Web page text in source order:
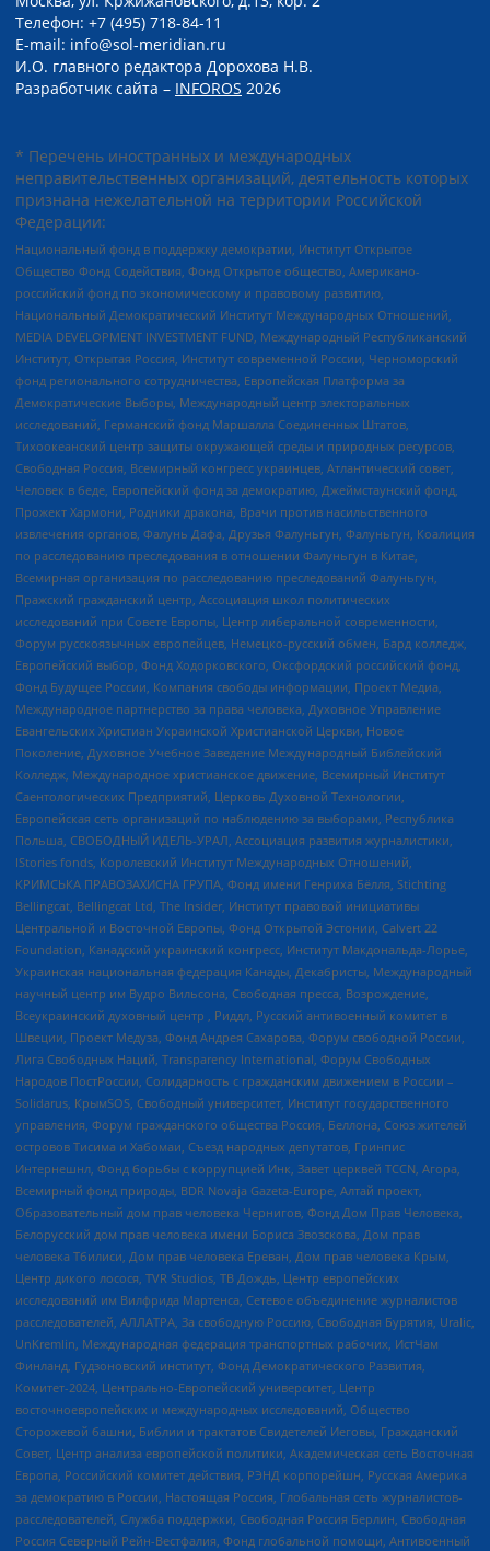
Телефон: +7 (495) 718-84-11
E-mail: info@sol-meridian.ru
И.О. главного редактора Дорохова Н.В.
Разработчик сайта – INFOROS 2026
* Перечень иностранных и международных
неправительственных организаций, деятельность которых
признана нежелательной на территории Российской
Федерации:
Национальный фонд в поддержку демократии, Институт Открытое
Общество Фонд Содействия, Фонд Открытое общество, Американо-
российский фонд по экономическому и правовому развитию,
Национальный Демократический Институт Международных Отношений,
MEDIA DEVELOPMENT INVESTMENT FUND, Международный Республиканский
Институт, Открытая Россия, Институт современной России, Черноморский
фонд регионального сотрудничества, Европейская Платформа за
Демократические Выборы, Международный центр электоральных
исследований, Германский фонд Маршалла Соединенных Штатов,
Тихоокеанский центр защиты окружающей среды и природных ресурсов,
Свободная Россия, Всемирный конгресс украинцев, Атлантический совет,
Человек в беде, Европейский фонд за демократию, Джеймстаунский фонд,
Прожект Хармони, Родники дракона, Врачи против насильственного
извлечения органов, Фалунь Дафа, Друзья Фалуньгун, Фалуньгун, Коалиция
по расследованию преследования в отношении Фалуньгун в Китае,
Всемирная организация по расследованию преследований Фалуньгун,
Пражский гражданский центр, Ассоциация школ политических
исследований при Совете Европы, Центр либеральной современности,
Форум русскоязычных европейцев, Немецко-русский обмен, Бард колледж,
Европейский выбор, Фонд Ходорковского, Оксфордский российский фонд,
Фонд Будущее России, Компания свободы информации, Проект Медиа,
Международное партнерство за права человека, Духовное Управление
Евангельских Христиан Украинской Христианской Церкви, Новое
Поколение, Духовное Учебное Заведение Международный Библейский
Колледж, Международное христианское движение, Всемирный Институт
Саентологических Предприятий, Церковь Духовной Технологии,
Европейская сеть организаций по наблюдению за выборами, Республика
Польша, СВОБОДНЫЙ ИДЕЛЬ-УРАЛ, Ассоциация развития журналистики,
IStories fonds, Королевский Институт Международных Отношений,
КРИМСЬКА ПРАВОЗАХИСНА ГРУПА, Фонд имени Генриха Бёлля, Stichting
Bellingcat, Bellingcat Ltd, The Insider, Институт правовой инициативы
Центральной и Восточной Европы, Фонд Открытой Эстонии, Calvert 22
Foundation, Канадский украинский конгресс, Институт Макдональда-Лорье,
Украинская национальная федерация Канады, Декабристы, Международный
научный центр им Вудро Вильсона, Свободная пресса, Возрождение,
Всеукраинский духовный центр , Риддл, Русский антивоенный комитет в
Швеции, Проект Медуза, Фонд Андрея Сахарова, Форум свободной России,
Лига Свободных Наций, Transparеncy International, Форум Свободных
Народов ПостРоссии, Солидарность с гражданским движением в России –
Solidarus, КрымSOS, Свободный университет, Институт государственного
управления, Форум гражданского общества Россия, Беллона, Союз жителей
островов Тисима и Хабомаи, Съезд народных депутатов, Гринпис
Интернешнл, Фонд борьбы с коррупцией Инк, Завет церквей TCCN, Агора,
Всемирный фонд природы, BDR Novaja Gazeta-Europe, Алтай проект,
Образовательный дом прав человека Чернигов, Фонд Дом Прав Человека,
Белорусский дом прав человека имени Бориса Звозскова, Дом прав
человека Тбилиси, Дом прав человека Ереван, Дом прав человека Крым,
Центр дикого лосося, TVR Studios, ТВ Дождь, Центр европейских
исследований им Вилфрида Мартенса, Сетевое объединение журналистов
расследователей, АЛЛАТРА, За свободную Россию, Свободная Бурятия, Uralic,
UnKremlin, Международная федерация транспортных рабочих, ИстЧам
Финланд, Гудзоновский институт, Фонд Демократического Развития,
Комитет-2024, Центрально-Европейский университет, Центр
восточноевропейских и международных исследований, Общество
Сторожевой башни, Библии и трактатов Свидетелей Иеговы, Гражданский
Совет, Центр анализа европейской политики, Академическая сеть Восточная
Европа, Российский комитет действия, РЭНД корпорейшн, Русская Америка
за демократию в России, Настоящая Россия, Глобальная сеть журналистов-
расследователей, Служба поддержки, Свободная Россия Берлин, Свободная
Россия Северный Рейн-Вестфалия, Фонд глобальной помощи, Антивоенный